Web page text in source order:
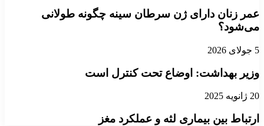
عمر زنان دارای ژن سرطان سینه چگونه طولانی
می‌شود؟
5 جولای 2026
وزیر بهداشت: اوضاع تحت کنترل است
20 ژانویه 2025
ارتباط بین بیماری لثه و عملکرد مغز